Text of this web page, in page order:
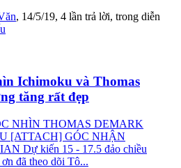
, 14/5/19, 4 lần trả lời, trong diễn
Ichimoku và Thomas
tăng rất đẹp
NHÌN THOMAS DEMARK
[ATTACH] GÓC NHẬN
Dự kiến 15 - 17.5 đảo chiều
đã theo dõi Tô...